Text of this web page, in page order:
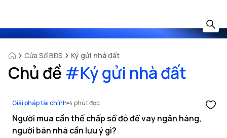
Cửa Sổ BĐS Ký gửi nhà đất
Chủ đề #Ký gửi nhà đất
Giải pháp tài chính 4 phút đọc
Người mua cần thế chấp sổ đỏ để vay ngân hàng,
người bán nhà cần lưu ý gì?